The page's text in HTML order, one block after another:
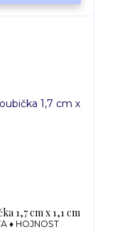
1,7 cm x 1,1 cm
♦ HOJNOST